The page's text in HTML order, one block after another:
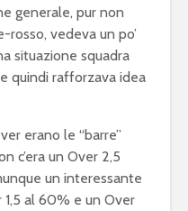
generale, pur non
vedeva un po’
situazione squadra
quindi rafforzava idea
erano le “barre”
c’era un Over 2,5
un interessante
al 60% e un Over